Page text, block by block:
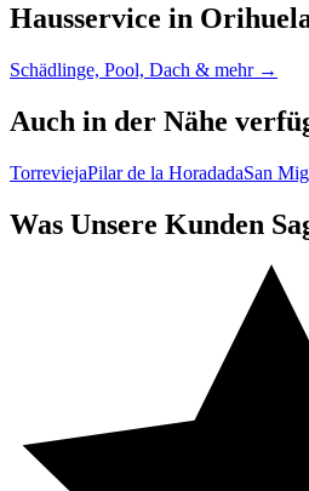
Hausservice in
Schädlinge, Pool, Dach & mehr →
Auch in der Nähe
TorreviejaPilar de la HoradadaSan
Was Unsere Kunden